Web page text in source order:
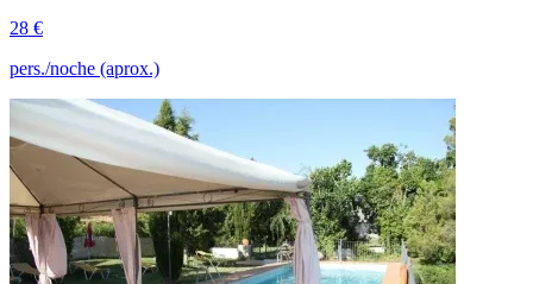
28 €
pers./noche (aprox.)